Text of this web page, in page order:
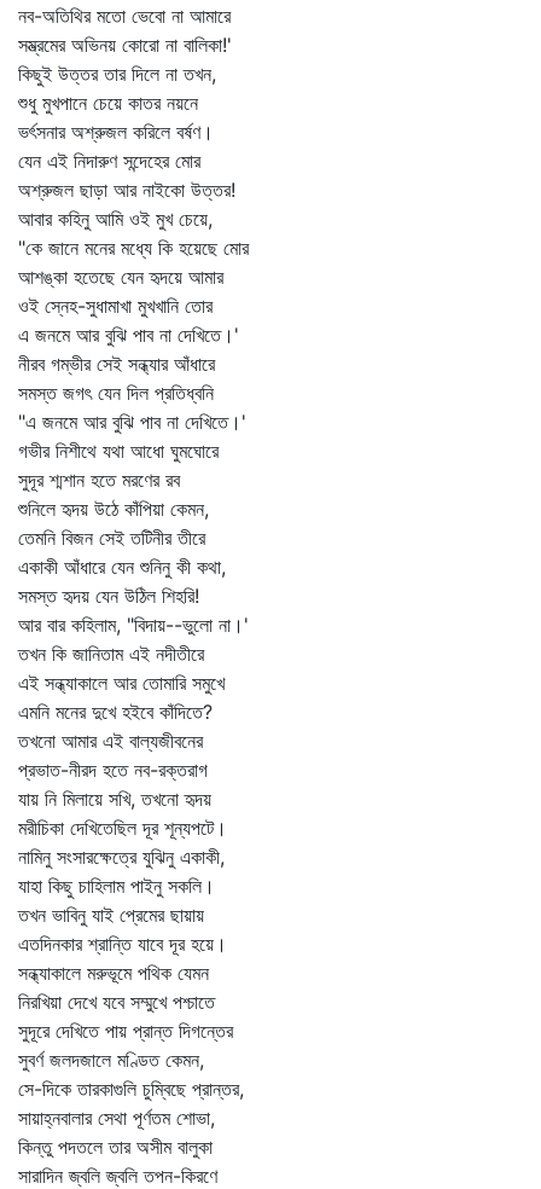
নব-অতিথির মতো ভেবো না আমারে
সম্ভ্রমের অভিনয় কোরো না বালিকা!'
কিছুই উত্তর তার দিলে না তখন,
শুধু মুখপানে চেয়ে কাতর নয়নে
ভর্ৎসনার অশ্রুজল করিলে বর্ষণ।
যেন এই নিদারুণ সন্দেহের মোর
অশ্রুজল ছাড়া আর নাইকো উত্তর!
আবার কহিনু আমি ওই মুখ চেয়ে,
"কে জানে মনের মধ্যে কি হয়েছে মোর
আশঙ্কা হতেছে যেন হৃদয়ে আমার
ওই স্নেহ-সুধামাখা মুখখানি তোর
এ জনমে আর বুঝি পাব না দেখিতে।'
নীরব গম্ভীর সেই সন্ধ্যার আঁধারে
সমস্ত জগৎ যেন দিল প্রতিধ্বনি
"এ জনমে আর বুঝি পাব না দেখিতে।'
গভীর নিশীথে যথা আধো ঘুমঘোরে
সুদূর শ্মশান হতে মরণের রব
শুনিলে হৃদয় উঠে কাঁপিয়া কেমন,
তেমনি বিজন সেই তটিনীর তীরে
একাকী আঁধারে যেন শুনিনু কী কথা,
সমস্ত হৃদয় যেন উঠিল শিহরি!
আর বার কহিলাম, "বিদায়--ভুলো না।'
তখন কি জানিতাম এই নদীতীরে
এই সন্ধ্যাকালে আর তোমারি সমুখে
এমনি মনের দুখে হইবে কাঁদিতে?
তখনো আমার এই বাল্যজীবনের
প্রভাত-নীরদ হতে নব-রক্তরাগ
যায় নি মিলায়ে সখি, তখনো হৃদয়
মরীচিকা দেখিতেছিল দূর শূন্যপটে।
নামিনু সংসারক্ষেত্রে যুঝিনু একাকী,
যাহা কিছু চাহিলাম পাইনু সকলি।
তখন ভাবিনু যাই প্রেমের ছায়ায়
এতদিনকার শ্রান্তি যাবে দূর হয়ে।
সন্ধ্যাকালে মরুভূমে পথিক যেমন
নিরখিয়া দেখে যবে সম্মুখে পশ্চাতে
সুদূরে দেখিতে পায় প্রান্ত দিগন্তের
সুবর্ণ জলদজালে মণ্ডিত কেমন,
সে-দিকে তারকাগুলি চুম্বিছে প্রান্তর,
সায়াহ্নবালার সেথা পূর্ণতম শোভা,
কিন্তু পদতলে তার অসীম বালুকা
সারাদিন জ্বলি জ্বলি তপন-কিরণে